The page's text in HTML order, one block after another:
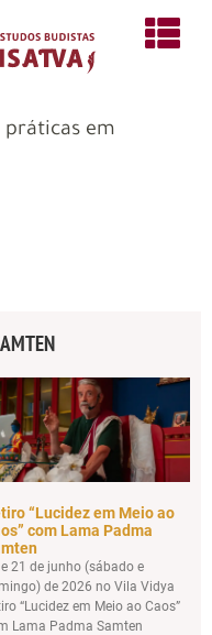
práticas em
“Lucidez em Meio ao
com Lama Padma
21 de junho (sábado e
de 2026 no Vila Vidya
“Lucidez em Meio ao Caos”
Lama Padma Samten